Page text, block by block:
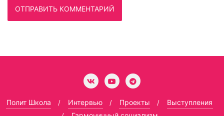
Полит Школа Интервью Проекты
Выступления